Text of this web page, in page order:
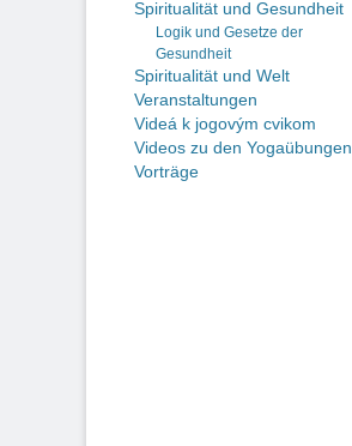
Spiritualität und Gesundheit
Logik und Gesetze der
Gesundheit
Spiritualität und Welt
Veranstaltungen
Videá k jogovým cvikom
Videos zu den Yogaübungen
Vorträge